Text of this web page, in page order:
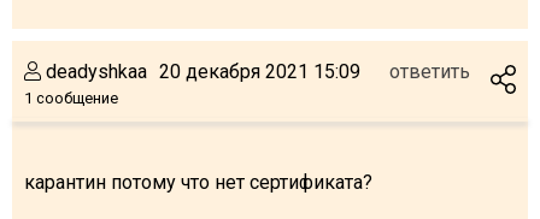
deadyshkaa
1 сообщение
20 декабря 2021 15:09 ответить
карантин потому что нет сертификата?